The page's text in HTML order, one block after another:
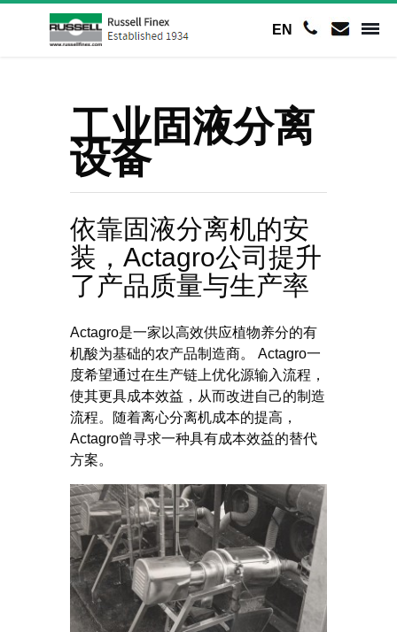
EN
工业固液分离
设备
依靠固液分离机的安
装，Actagro公司提升
了产品质量与生产率
Actagro是一家以高效供应植物养分的有
机酸为基础的农产品制造商。 Actagro一
度希望通过在生产链上优化源输入流程，
使其更具成本效益，从而改进自己的制造
流程。随着离心分离机成本的提高，
Actagro曾寻求一种具有成本效益的替代
方案。